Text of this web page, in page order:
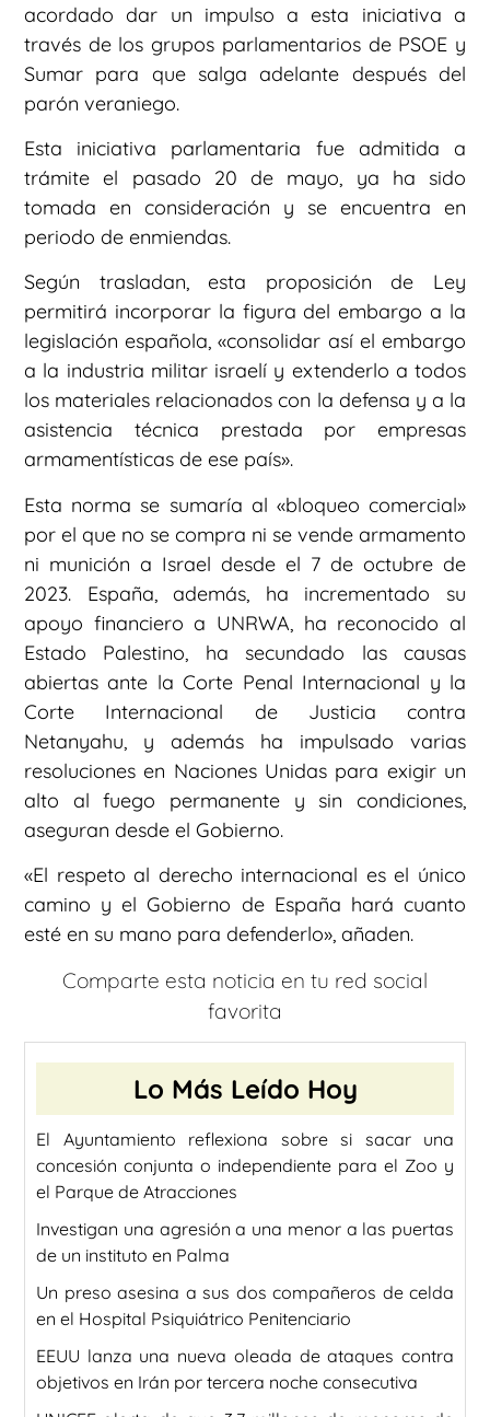
acordado dar un impulso a esta iniciativa a
través de los grupos parlamentarios de PSOE y
Sumar para que salga adelante después del
parón veraniego.
Esta iniciativa parlamentaria fue admitida a
trámite el pasado 20 de mayo, ya ha sido
tomada en consideración y se encuentra en
periodo de enmiendas.
Según trasladan, esta proposición de Ley
permitirá incorporar la figura del embargo a la
legislación española, «consolidar así el embargo
a la industria militar israelí y extenderlo a todos
los materiales relacionados con la defensa y a la
asistencia técnica prestada por empresas
armamentísticas de ese país».
Esta norma se sumaría al «bloqueo comercial»
por el que no se compra ni se vende armamento
ni munición a Israel desde el 7 de octubre de
2023. España, además, ha incrementado su
apoyo financiero a UNRWA, ha reconocido al
Estado Palestino, ha secundado las causas
abiertas ante la Corte Penal Internacional y la
Corte Internacional de Justicia contra
Netanyahu, y además ha impulsado varias
resoluciones en Naciones Unidas para exigir un
alto al fuego permanente y sin condiciones,
aseguran desde el Gobierno.
«El respeto al derecho internacional es el único
camino y el Gobierno de España hará cuanto
esté en su mano para defenderlo», añaden.
Comparte esta noticia en tu red social
favorita
Lo Más Leído Hoy
El Ayuntamiento reflexiona sobre si sacar una
concesión conjunta o independiente para el Zoo y
el Parque de Atracciones
Investigan una agresión a una menor a las puertas
de un instituto en Palma
Un preso asesina a sus dos compañeros de celda
en el Hospital Psiquiátrico Penitenciario
EEUU lanza una nueva oleada de ataques contra
objetivos en Irán por tercera noche consecutiva